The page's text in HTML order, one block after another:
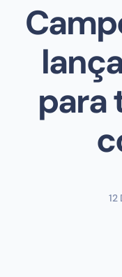
para
12